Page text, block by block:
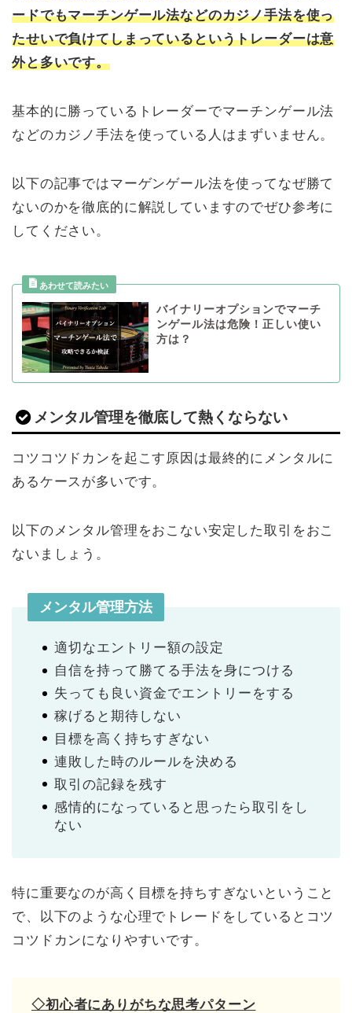
ードでもマーチンゲール法などのカジノ手法を使っ
たせいで負けてしまっているというトレーダーは意
外と多いです。
基本的に勝っているトレーダーでマーチンゲール法
などのカジノ手法を使っている人はまずいません。
以下の記事ではマーゲンゲール法を使ってなぜ勝て
ないのかを徹底的に解説していますのでぜひ参考に
してください。
バイナリーオプションでマーチ
ンゲール法は危険！正しい使い
方は？
メンタル管理を徹底して熱くならない
コツコツドカンを起こす原因は最終的にメンタルに
あるケースが多いです。
以下のメンタル管理をおこない安定した取引をおこ
ないましょう。
メンタル管理方法
適切なエントリー額の設定
自信を持って勝てる手法を身につける
失っても良い資金でエントリーをする
稼げると期待しない
目標を高く持ちすぎない
連敗した時のルールを決める
取引の記録を残す
感情的になっていると思ったら取引をし
ない
特に重要なのが高く目標を持ちすぎないということ
で、以下のような心理でトレードをしているとコツ
コツドカンになりやすいです。
◇初心者にありがちな思考パターン